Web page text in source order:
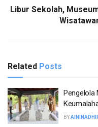
Libur Sekolah,
Related Posts
Pengelola
BY